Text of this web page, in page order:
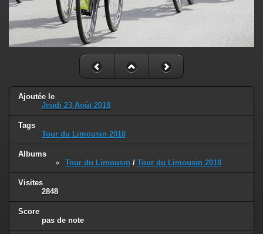
Ajoutée le
Jeudi 23 Août 2018
Tags
Tour du Limousin 2018
Albums
Tour du Limousin / Tour du Limousin 2018
Visites
2848
Score
pas de note